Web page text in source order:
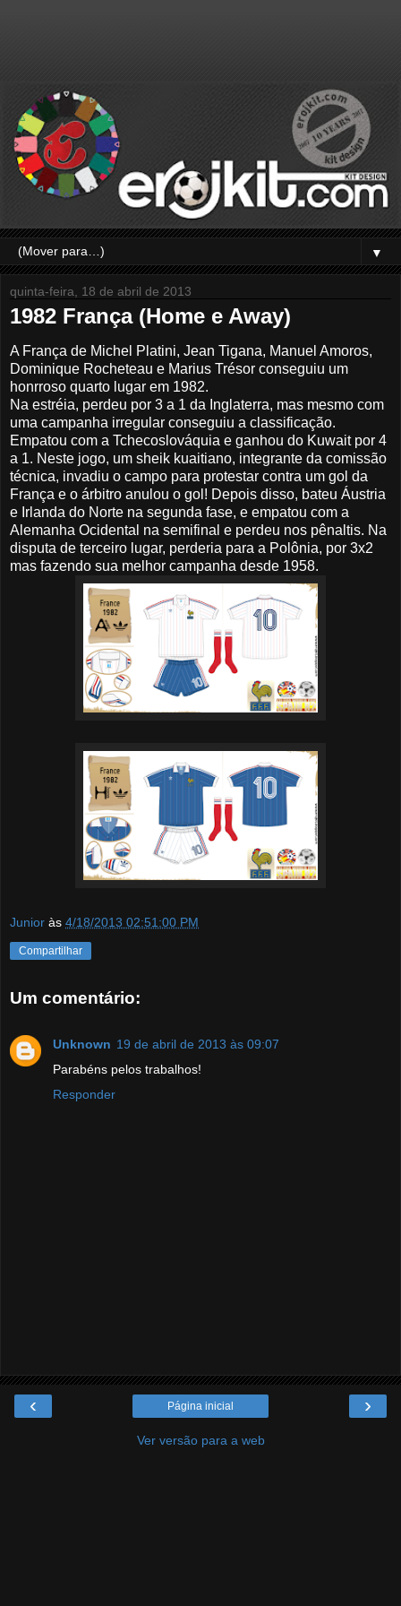
▼
quinta-feira, 18 de abril de 2013
1982 França (Home e Away)
A França de Michel Platini, Jean Tigana, Manuel Amoros,
Dominique Rocheteau e Marius Trésor conseguiu um
honrroso quarto lugar em 1982.
Na estréia, perdeu por 3 a 1 da Inglaterra, mas mesmo com
uma campanha irregular conseguiu a classificação.
Empatou com a Tchecoslováquia e ganhou do Kuwait por 4
a 1. Neste jogo, um sheik kuaitiano, integrante da comissão
técnica, invadiu o campo para protestar contra um gol da
França e o árbitro anulou o gol! Depois disso, bateu Áustria
e Irlanda do Norte na segunda fase, e empatou com a
Alemanha Ocidental na semifinal e perdeu nos pênaltis. Na
disputa de terceiro lugar, perderia para a Polônia, por 3x2
mas fazendo sua melhor campanha desde 1958.
Junior às 4/18/2013 02:51:00 PM
Compartilhar
Um comentário:
Unknown 19 de abril de 2013 às 09:07
Parabéns pelos trabalhos!
Responder
‹ ›
Página inicial
Ver versão para a web